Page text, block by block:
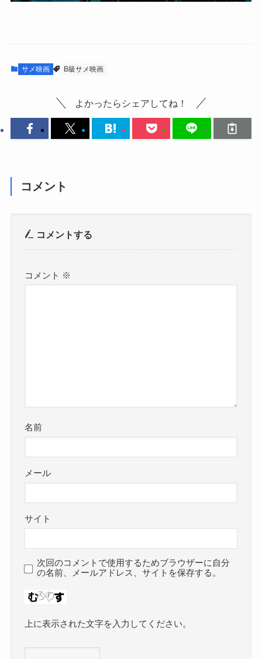
サメ映画 B級サメ映画
よかったらシェアしてね！
コメント
コメントする
コメント ※
名前
メール
サイト
次回のコメントで使用するためブラウザーに自分
の名前、メールアドレス、サイトを保存する。
上に表示された文字を入力してください。